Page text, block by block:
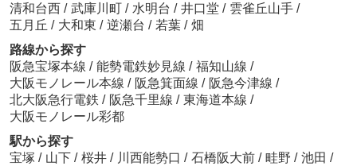
清和台西 / 武庫川町 / 水明台 / 井口堂 / 雲雀丘山手 /
五月丘 / 大和東 / 逆瀬台 / 若葉 / 畑
路線から探す
阪急宝塚本線 / 能勢電鉄妙見線 / 福知山線 /
大阪モノレール本線 / 阪急箕面線 / 阪急今津線 /
北大阪急行電鉄 / 阪急千里線 / 東海道本線 /
大阪モノレール彩都
駅から探す
宝塚 / 山下 / 桜井 / 川西能勢口 / 石橋阪大前 / 畦野 / 池田 /